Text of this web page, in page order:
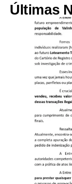
Últimas